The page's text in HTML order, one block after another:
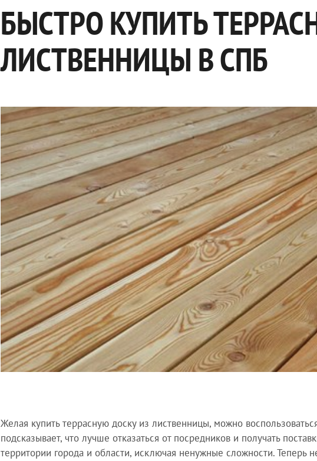
БЫСТРО КУПИТЬ
ЛИСТВЕННИЦЫ В СПБ
Желая купить террасную доску из лиственницы, можно
подсказывает, что лучше отказаться от посредников и получать
территории города и области, исключая ненужные сложности. Теперь